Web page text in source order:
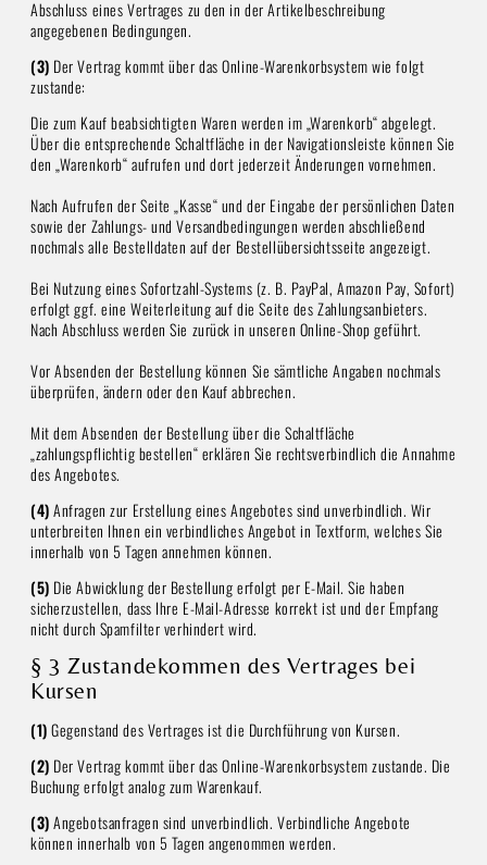
Abschluss eines Vertrages zu den in der Artikelbeschreibung
angegebenen Bedingungen.
(3) Der Vertrag kommt über das Online-Warenkorbsystem wie folgt
zustande:
Die zum Kauf beabsichtigten Waren werden im „Warenkorb“ abgelegt.
Über die entsprechende Schaltfläche in der Navigationsleiste können Sie
den „Warenkorb“ aufrufen und dort jederzeit Änderungen vornehmen.
Nach Aufrufen der Seite „Kasse“ und der Eingabe der persönlichen Daten
sowie der Zahlungs- und Versandbedingungen werden abschließend
nochmals alle Bestelldaten auf der Bestellübersichtsseite angezeigt.
Bei Nutzung eines Sofortzahl-Systems (z. B. PayPal, Amazon Pay, Sofort)
erfolgt ggf. eine Weiterleitung auf die Seite des Zahlungsanbieters.
Nach Abschluss werden Sie zurück in unseren Online-Shop geführt.
Vor Absenden der Bestellung können Sie sämtliche Angaben nochmals
überprüfen, ändern oder den Kauf abbrechen.
Mit dem Absenden der Bestellung über die Schaltfläche
„zahlungspflichtig bestellen“ erklären Sie rechtsverbindlich die Annahme
des Angebotes.
(4)Anfragen zur Erstellung eines Angebotes sind unverbindlich. Wir
unterbreiten Ihnen ein verbindliches Angebot in Textform, welches Sie
innerhalb von 5 Tagen annehmen können.
(5) Die Abwicklung der Bestellung erfolgt per E-Mail. Sie haben
sicherzustellen, dass Ihre E-Mail-Adresse korrekt ist und der Empfang
nicht durch Spamfilter verhindert wird.
§ 3 Zustandekommen des Vertrages bei
Kursen
(1)Gegenstand des Vertrages ist die Durchführung von Kursen.
(2) Der Vertrag kommt über das Online-Warenkorbsystem zustande. Die
Buchung erfolgt analog zum Warenkauf.
(3)Angebotsanfragen sind unverbindlich. Verbindliche Angebote
können innerhalb von 5 Tagen angenommen werden.